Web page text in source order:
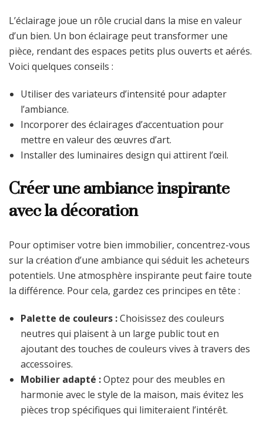
L’éclairage joue un rôle crucial dans la mise en valeur
d’un bien. Un bon éclairage peut transformer une
pièce, rendant des espaces petits plus ouverts et aérés.
Voici quelques conseils :
Utiliser des variateurs d’intensité pour adapter
l’ambiance.
Incorporer des éclairages d’accentuation pour
mettre en valeur des œuvres d’art.
Installer des luminaires design qui attirent l’œil.
Créer une ambiance inspirante
avec la décoration
Pour optimiser votre bien immobilier, concentrez-vous
sur la création d’une ambiance qui séduit les acheteurs
potentiels. Une atmosphère inspirante peut faire toute
la différence. Pour cela, gardez ces principes en tête :
Palette de couleurs :Choisissez des couleurs
neutres qui plaisent à un large public tout en
ajoutant des touches de couleurs vives à travers des
accessoires.
Mobilier adapté :Optez pour des meubles en
harmonie avec le style de la maison, mais évitez les
pièces trop spécifiques qui limiteraient l’intérêt.